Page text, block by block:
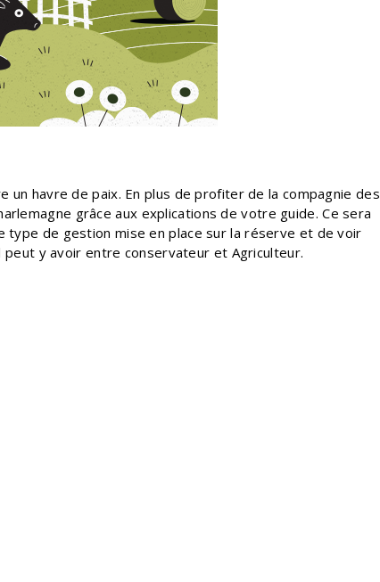
havre de paix. En plus de profiter de la compagnie des
grâce aux explications de votre guide. Ce sera
type de gestion mise en place sur la réserve et de voir
y avoir entre conservateur et Agriculteur.